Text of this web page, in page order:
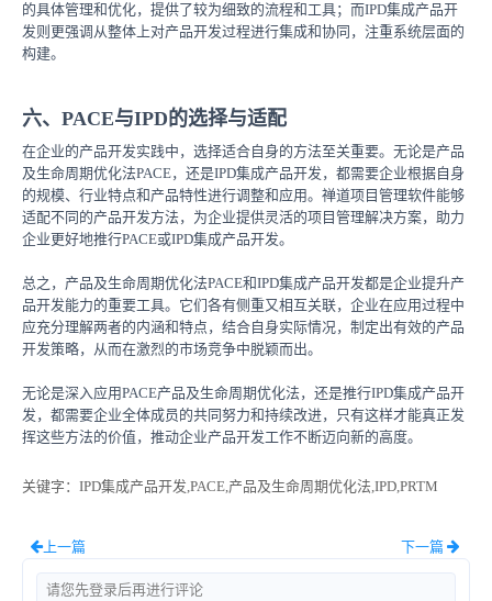
的具体管理和优化，提供了较为细致的流程和工具；而IPD集成产品开
发则更强调从整体上对产品开发过程进行集成和协同，注重系统层面的
构建。
六、PACE与IPD的选择与适配
在企业的产品开发实践中，选择适合自身的方法至关重要。无论是产品
及生命周期优化法PACE，还是IPD集成产品开发，都需要企业根据自身
的规模、行业特点和产品特性进行调整和应用。禅道项目管理软件能够
适配不同的产品开发方法，为企业提供灵活的项目管理解决方案，助力
企业更好地推行PACE或IPD集成产品开发。
总之，产品及生命周期优化法PACE和IPD集成产品开发都是企业提升产
品开发能力的重要工具。它们各有侧重又相互关联，企业在应用过程中
应充分理解两者的内涵和特点，结合自身实际情况，制定出有效的产品
开发策略，从而在激烈的市场竞争中脱颖而出。
无论是深入应用PACE产品及生命周期优化法，还是推行IPD集成产品开
发，都需要企业全体成员的共同努力和持续改进，只有这样才能真正发
挥这些方法的价值，推动企业产品开发工作不断迈向新的高度。
关键字 ：IPD集成产品开发,PACE,产品及生命周期优化法,IPD,PRTM
上一篇 下一篇